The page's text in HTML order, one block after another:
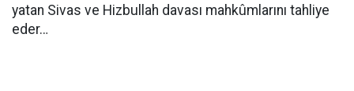
yatan Sivas ve Hizbullah davası mahkûmlarını tahliye
eder…